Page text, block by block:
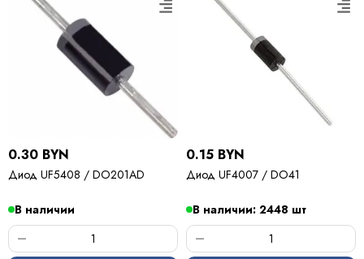
0.30 BYN
Диод UF5408 / DO201AD
В наличии
0.15 BYN
Диод UF4007 / DO41
В наличии: 2448 шт